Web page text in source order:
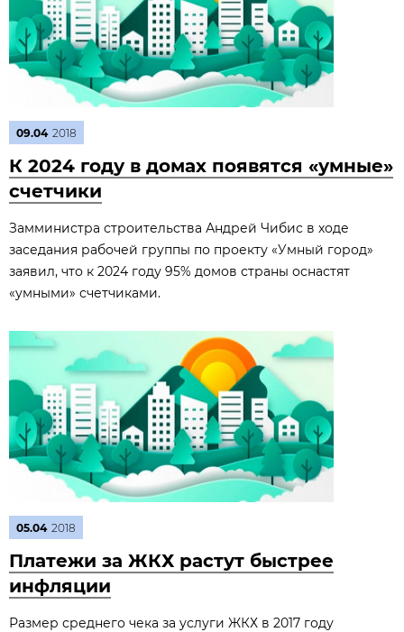
09.04 2018
К 2024 году в домах появятся «умные»
счетчики
Замминистра строительства Андрей Чибис в ходе
заседания рабочей группы по проекту «Умный город»
заявил, что к 2024 году 95% домов страны оснастят
«умными» счетчиками.
05.04 2018
Платежи за ЖКХ растут быстрее
инфляции
Размер среднего чека за услуги ЖКХ в 2017 году